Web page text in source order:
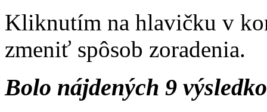
Kliknutím na hlavičku v
zmeniť spôsob zoradenia.
Bolo nájdených 9